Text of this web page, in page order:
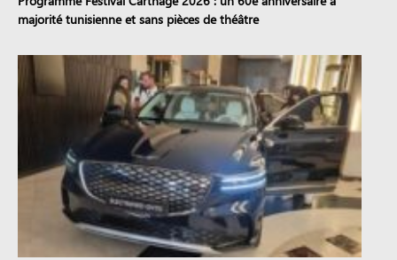
majorité tunisienne et sans pièces de théâtre